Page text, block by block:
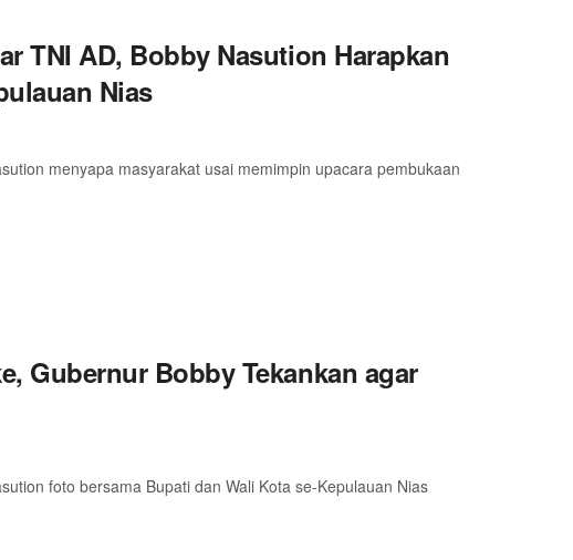
TNI AD, Bobby Nasution Harapkan
Nias
menyapa masyarakat usai memimpin upacara pembukaan
Gubernur Bobby Tekankan agar
foto bersama Bupati dan Wali Kota se-Kepulauan Nias